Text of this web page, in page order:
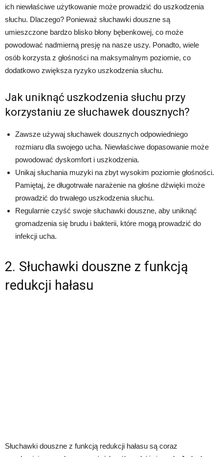
ich niewłaściwe użytkowanie może prowadzić do uszkodzenia
słuchu. Dlaczego? Ponieważ słuchawki douszne są
umieszczone bardzo blisko błony bębenkowej, co może
powodować nadmierną presję na nasze uszy. Ponadto, wiele
osób korzysta z głośności na maksymalnym poziomie, co
dodatkowo zwiększa ryzyko uszkodzenia słuchu.
Jak uniknąć uszkodzenia słuchu przy
korzystaniu ze słuchawek dousznych?
Zawsze używaj słuchawek dousznych odpowiedniego
rozmiaru dla swojego ucha. Niewłaściwe dopasowanie może
powodować dyskomfort i uszkodzenia.
Unikaj słuchania muzyki na zbyt wysokim poziomie głośności.
Pamiętaj, że długotrwałe narażenie na głośne dźwięki może
prowadzić do trwałego uszkodzenia słuchu.
Regularnie czyść swoje słuchawki douszne, aby uniknąć
gromadzenia się brudu i bakterii, które mogą prowadzić do
infekcji ucha.
2. Słuchawki douszne z funkcją
redukcji hałasu
Słuchawki douszne z funkcją redukcji hałasu są coraz